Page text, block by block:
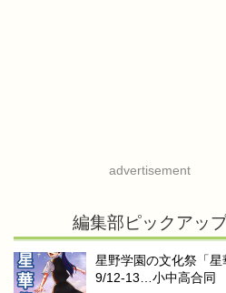
advertisement
編集部ピックアッ
星野学園の文化祭「星
9/12-13…小中高合同